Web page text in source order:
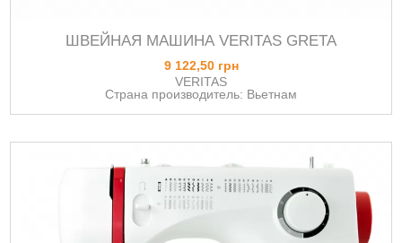
ШВЕЙНАЯ МАШИНА VERITAS GRETA
9 122,50 грн
VERITAS
Страна производитель: Вьетнам